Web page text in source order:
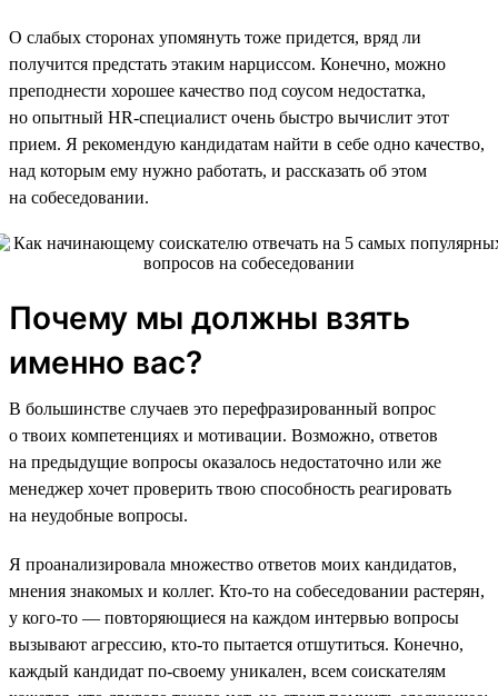
О слабых сторонах упомянуть тоже придется, вряд ли
получится предстать этаким нарциссом. Конечно, можно
преподнести хорошее качество под соусом недостатка,
но опытный HR-специалист очень быстро вычислит этот
прием. Я рекомендую кандидатам найти в себе одно качество,
над которым ему нужно работать, и рассказать об этом
на собеседовании.
Почему мы должны взять
именно вас?
В большинстве случаев это перефразированный вопрос
о твоих компетенциях и мотивации. Возможно, ответов
на предыдущие вопросы оказалось недостаточно или же
менеджер хочет проверить твою способность реагировать
на неудобные вопросы.
Я проанализировала множество ответов моих кандидатов,
мнения знакомых и коллег. Кто-то на собеседовании растерян,
у кого-то — повторяющиеся на каждом интервью вопросы
вызывают агрессию, кто-то пытается отшутиться. Конечно,
каждый кандидат по-своему уникален, всем соискателям